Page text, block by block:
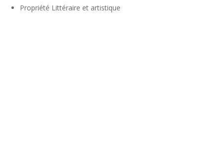
Propriété Littéraire et artistique